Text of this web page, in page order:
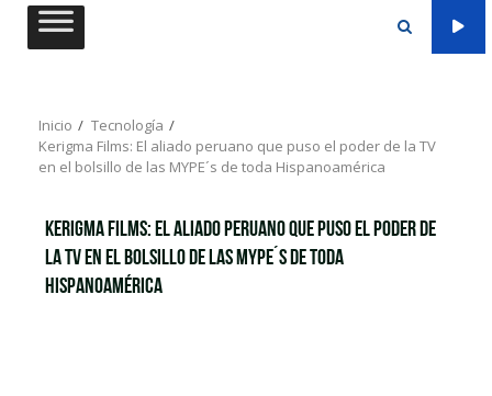
Saltar
Inicio
Tecnología
Kerigma Films: El aliado peruano que puso el poder de la TV
en el bolsillo de las MYPE´s de toda Hispanoamérica
Kerigma Films: El aliado peruano que puso el poder de
la TV en el bolsillo de las MYPE´s de toda
Hispanoamérica